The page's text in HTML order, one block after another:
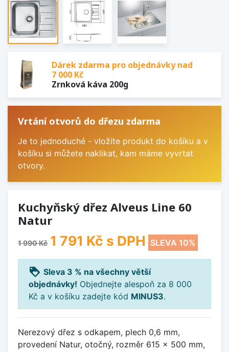
Dárek zdarma pro objednávky nad
7 000 Kč
Zrnková káva 200g
Vrtání otvorů do dřezu zdarma
Je to jednoduché - vložíte produkt do košíku a v
košíku si můžete naklikat, kam máme vyvrtat
otvory.
Kuchyňský dřez Alveus Line 60
Natur
1 990 Kč 1 791 Kč s DPH SLEVA 10%
loyalty Sleva 3 % na všechny větší
objednávky! Objednejte alespoň za 8 000
Kč a v košíku zadejte kód MINUS3.
Nerezový dřez s odkapem, plech 0,6 mm,
provedení Natur, otočný, rozměr 615 x 500 mm,